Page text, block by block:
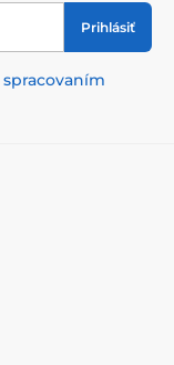
Prihlásiť
spracovaním